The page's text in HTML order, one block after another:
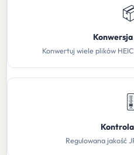
Konwertuj wiele plików
🎚️
Regulowana jakość